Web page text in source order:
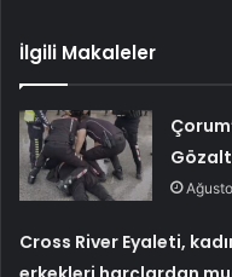
İlgili Makaleler
Cross River Eyaleti,